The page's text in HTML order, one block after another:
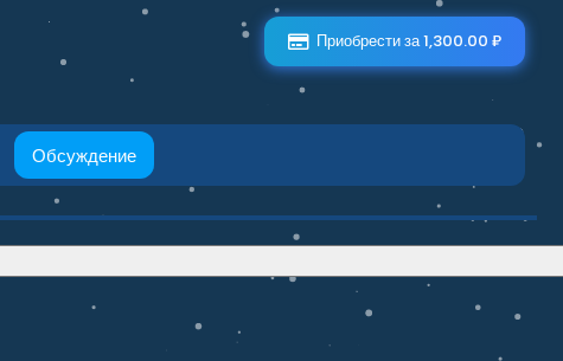
Приобрести за 1,300.00 ₽
Обсуждение